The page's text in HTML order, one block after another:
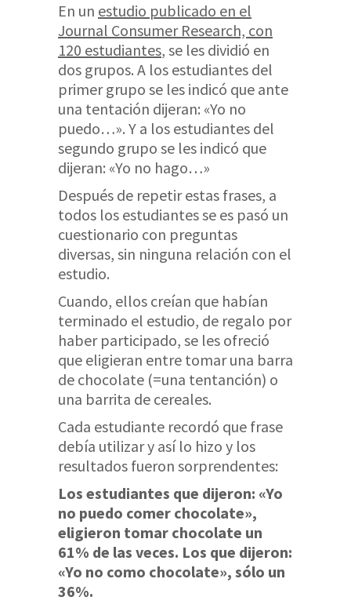
En un estudio publicado en el
Journal Consumer Research, con
120 estudiantes, se les dividió en
dos grupos. A los estudiantes del
primer grupo se les indicó que ante
una tentación dijeran: «Yo no
puedo…». Y a los estudiantes del
segundo grupo se les indicó que
dijeran: «Yo no hago…»
Después de repetir estas frases, a
todos los estudiantes se es pasó un
cuestionario con preguntas
diversas, sin ninguna relación con el
estudio.
Cuando, ellos creían que habían
terminado el estudio, de regalo por
haber participado, se les ofreció
que eligieran entre tomar una barra
de chocolate (=una tentanción) o
una barrita de cereales.
Cada estudiante recordó que frase
debía utilizar y así lo hizo y los
resultados fueron sorprendentes:
Los estudiantes que dijeron: «Yo
no puedo comer chocolate»,
eligieron tomar chocolate un
61% de las veces. Los que dijeron:
«Yo no como chocolate», sólo un
36%.